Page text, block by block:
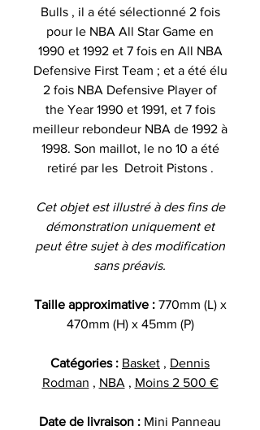
Bulls , il a été sélectionné 2 fois
pour le NBA All Star Game en
1990 et 1992 et 7 fois en All NBA
Defensive First Team ; et a été élu
2 fois NBA Defensive Player of
the Year 1990 et 1991, et 7 fois
meilleur rebondeur NBA de 1992 à
1998. Son maillot, le no 10 a été
retiré par les Detroit Pistons .
Cet objet est illustré à des fins de
démonstration uniquement et
peut être sujet à des modification
sans préavis.
Taille approximative : 770mm (L) x
470mm (H) x 45mm (P)
Catégories : Basket , Dennis
Rodman , NBA , Moins 2 500 €
Date de livraison : Mini Panneau